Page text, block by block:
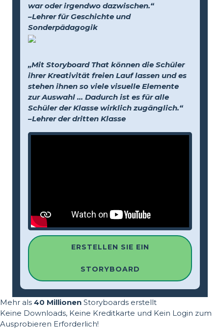
war oder irgendwo dazwischen.“
–Lehrer für Geschichte und
Sonderpädagogik
„Mit Storyboard That können die Schüler
ihrer Kreativität freien Lauf lassen und es
stehen ihnen so viele visuelle Elemente
zur Auswahl … Dadurch ist es für alle
Schüler der Klasse wirklich zugänglich.“
–Lehrer der dritten Klasse
ERSTELLEN SIE EIN
STORYBOARD
Mehr als 40 Millionen Storyboards erstellt
Keine Downloads, Keine Kreditkarte und Kein Login zum
Ausprobieren Erforderlich!